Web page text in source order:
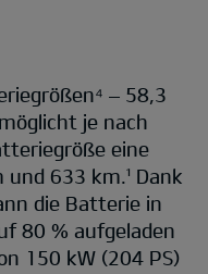
– 58,3
je nach
eine
633 km.¹ Dank
die Batterie in
80 % aufgeladen
150 kW (204 PS)